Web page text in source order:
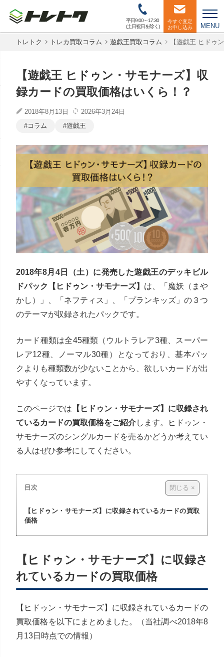
平日9:00～17:30
(土日祝日を除く)
今すぐ査定
お申し込み
MENU
トレトク トレカ買取コラム 遊戯王買取コラム 【遊戯王 ヒドゥ
【遊戯王 ヒドゥン・サモナーズ】収
録カードの買取価格はいくら！？
2018年8月13日
2026年3月24日
コラム
遊戯王
2018年8月4日（土）に発売した遊戯王のデッキビル
ドパック【ヒドゥン・サモナーズ】 は、「魔妖（まや
かし）」、「ネフティス」、「プランキッズ」の３つ
のテーマが収録されたパックです。
カード種類は全45種類（ウルトラレア3種、スーパー
レア12種、ノーマル30種）となっており、基本パッ
クよりも種類数が少ないことから、欲しいカードが出
やすくなっています。
このページでは 【ヒドゥン・サモナーズ】に収録され
ているカードの買取価格をご紹介します。ヒドゥン・
サモナーズのシングルカードを売るかどうか考えてい
る人はぜひ参考にしてください。
目次
【ヒドゥン・サモナーズ】に収録されているカードの買取
価格
【ヒドゥン・サモナーズ】に収録さ
れているカードの買取価格
【ヒドゥン・サモナーズ】に収録されているカードの
買取価格を以下にまとめました。（当社調べ2018年8
月13日時点での情報）